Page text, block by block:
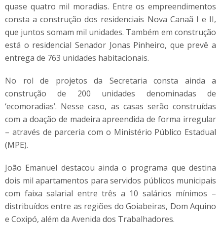
quase quatro mil moradias. Entre os empreendimentos
consta a construção dos residenciais Nova Canaã I e II,
que juntos somam mil unidades. Também em construção
está o residencial Senador Jonas Pinheiro, que prevê a
entrega de 763 unidades habitacionais.
No rol de projetos da Secretaria consta ainda a
construção de 200 unidades denominadas de
‘ecomoradias’. Nesse caso, as casas serão construídas
com a doação de madeira apreendida de forma irregular
– através de parceria com o Ministério Público Estadual
(MPE).
João Emanuel destacou ainda o programa que destina
dois mil apartamentos para servidos públicos municipais
com faixa salarial entre três a 10 salários mínimos –
distribuídos entre as regiões do Goiabeiras, Dom Aquino
e Coxipó, além da Avenida dos Trabalhadores.